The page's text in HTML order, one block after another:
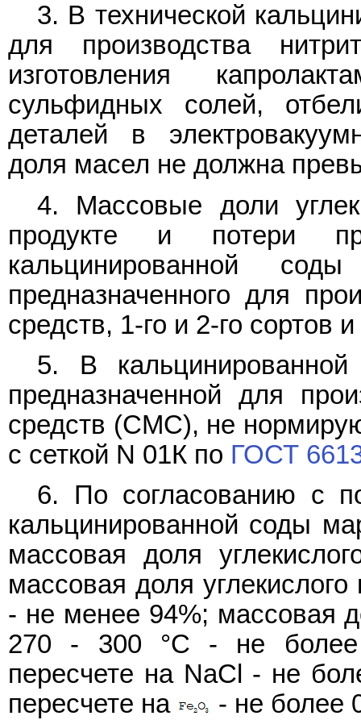
3. В технической
для производства
изготовления
сульфидных солей,
деталей в
доля масел не должна
4. Массовые доли
продукте и потери
кальцинированной
предназначенного для
средств, 1-го и 2-го сортов
5. В
предназначенной для
средств (СМС), не
с сеткой N 01К по ГОСТ
6. По согласованию с
кальцинированной соды
массовая доля
массовая доля
- не менее 94%; массовая
270 - 300 °С - не более
пересчете на NaCl - не
пересчете на
- не более